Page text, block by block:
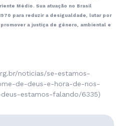
Médio. Sua atuação no Brasil
para reduzir a desigualdade, lutar por
a justiça de gênero, ambiental e
noticias/se-estamos-
de-deus-e-hora-de-nos-
estamos-falando/6335)